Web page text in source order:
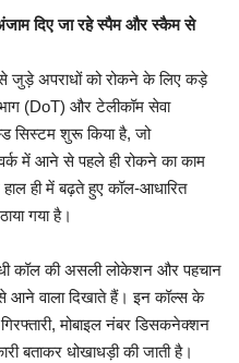
दिए जा रहे स्पैम और स्कैम से
जुड़े अपराधों को रोकने के लिए कड़े
(DoT) और टेलीकॉम सेवा
सिस्टम शुरू किया है, जो
में आने से पहले ही रोकने का काम
ही में बढ़ते हुए कॉल-आधारित
गया है।
कॉल की असली लोकेशन और पहचान
आने वाला दिखाते हैं। इन कॉल्स के
मोबाइल नंबर डिसकनेक्शन
बताकर धोखाधड़ी की जाती है।